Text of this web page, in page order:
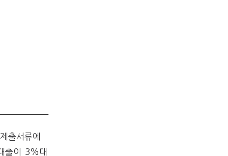
출서류에
출이 3%대